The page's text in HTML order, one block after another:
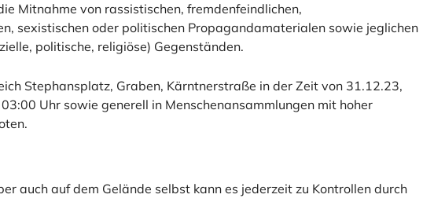
Mitnahme von rassistischen, fremdenfeindlichen,
sexistischen oder politischen Propagandamaterialen sowie jeglichen
politische, religiöse) Gegenständen.
Stephansplatz, Graben, Kärntnerstraße in der Zeit von 31.12.23,
Uhr sowie generell in Menschenansammlungen mit hoher
auch auf dem Gelände selbst kann es jederzeit zu Kontrollen durch